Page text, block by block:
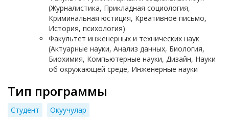
(Журналистика, Прикладная социология,
Криминальная юстиция, Креативное письмо,
История, психология)
Факультет инженерных и технических наук
(Актуарные науки, Анализ данных, Биология,
Биохимия, Компьютерные науки, Дизайн, Науки
об окружающей среде, Инженерные науки
Тип программы
Cтудент Окуучулар